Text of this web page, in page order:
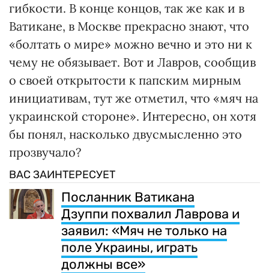
гибкости. В конце концов, так же как и в
Ватикане, в Москве прекрасно знают, что
«болтать о мире» можно вечно и это ни к
чему не обязывает. Вот и Лавров, сообщив
о своей открытости к папским мирным
инициативам, тут же отметил, что «мяч на
украинской стороне». Интересно, он хотя
бы понял, насколько двусмысленно это
прозвучало?
ВАС ЗАИНТЕРЕСУЕТ
Посланник Ватикана
Дзуппи похвалил Лаврова и
заявил: «Мяч не только на
поле Украины, играть
должны все»